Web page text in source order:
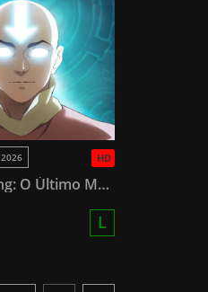
HD
2026
Avatar Aang: O Último Mestre do Ar
L